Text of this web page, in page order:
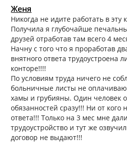
Женя
Никогда не идите работать в эту
Получила я глубочайше
друзей отработав там всего 4
Начну с того что я проработав
внятного ответа трудоустроена
конторе!!!!
По условиям труда ничего не
больничные листы не
хамы и грубияны. Один человек
обязанностей сразу!!! Ни от кого
ответа!!! Только на 3 мес мне
трудоустройство и тут же
договор не выдают!!!